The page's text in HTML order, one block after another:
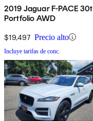
2019 Jaguar F-PACE 30t
Portfolio AWD
$19,497 Precio alto
Incluye tarifas de conc.